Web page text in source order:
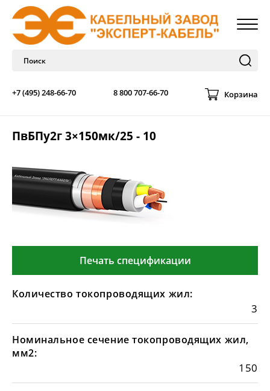
+7 (495) 248-66-70 8 800 707-66-70 Корзина
ПвБПу2г 3×150мк/25 - 10
Печать спецификации
Количество токопроводящих жил:
3
Номинальное сечение токопроводящих жил,
мм2:
150